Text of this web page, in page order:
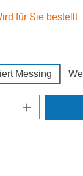
für Sie bestellt
Messing
Gib